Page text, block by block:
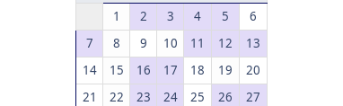
1 2 3 4 5
6
7
8 9 10 11 12
13
14
15 16 17 18 19
20
21
22 23 24 25 26
27